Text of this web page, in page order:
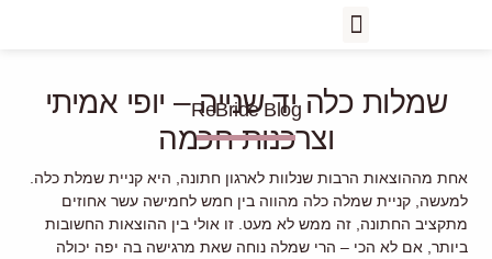
ReBride Blog
שמלות כלה יד שנייה – יופי אמיתי
וצרכנות חכמה
אחת מההוצאות הרבות שנלוות לארגון חתונה, היא קניית שמלת כלה.
למעשה, קניית שמלה כלה מהווה בין חמש לחמישה עשר אחוזים
מתקציב החתונה, זה ממש לא מעט. זו אולי בין ההוצאות החשובות
ביותר, אם לא הכי – הרי שמלה נוחה שאת מרגישה בה יפה יכולה